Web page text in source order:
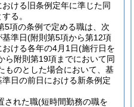
ける旧条例定年に準じた同
る。
5項の条例で定める職は、次
準日(附則第5項から第12項
ける各年の4月1日(施行日を
ら附則第19項までにおいて同
ものとした場合において、基
日の前日における新条例定
された職(短時間勤務の職を